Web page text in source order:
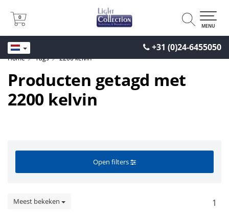
+31 (0)24-6455050
0
0
MENU
Home Tags 2200 kelvin
Producten getagd met
2200 kelvin
Open filters
Meest bekeken 1